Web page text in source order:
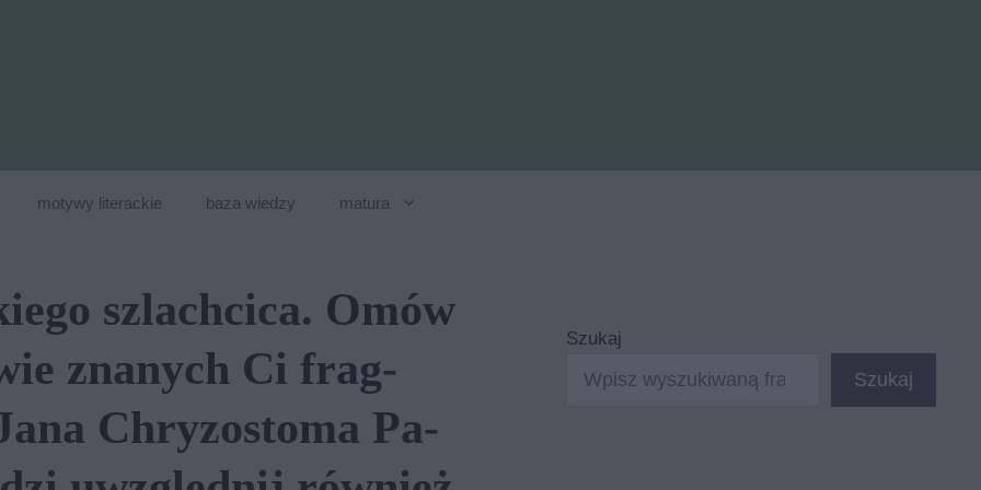
motywy literackie baza wiedzy matura
szlach­ci­ca. Omów
zna­nych Ci frag­
Chry­zo­sto­ma Pa­
Szukaj
Szukaj